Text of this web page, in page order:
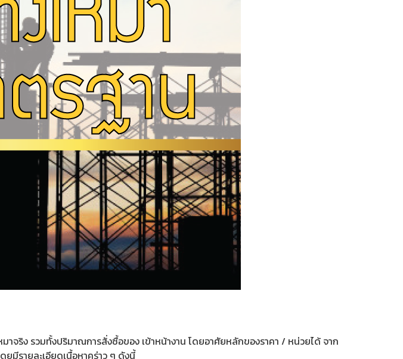
าจริง รวมทั้งปริมาณการสั่งซื้อของ เข้าหน้างาน โดยอาศัยหลักของราคา / หน่วยได้ จาก
มีรายละเอียดเนื้อหาคร่าว ๆ ดังนี้